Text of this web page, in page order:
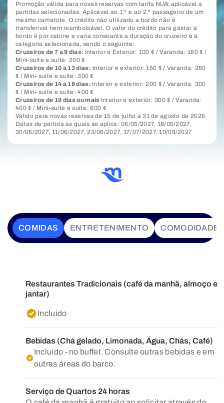
Promoção válida para novas reservas com tarifa NLW, aplicável a
partidas selecionadas. Aplicável ao 1.º e ao 2.º passageiro de um
mesmo camarote. O crédito não utilizado a bordo não é
transferível nem reembolsável. O valor do crédito para gastar a
bordo é por cabine e varia consoante a duração do cruzeiro e a
categoria selecionada, sendo o seguinte:
Cruzeiros de 7 a 9 dias: Interior e Exterior: 100 $ / Varanda: 150 $ /
Mini-suíte e suíte: 200 $
Cruzeiros de 10 a 13 dias: Interior e exterior: 150 $ / Varanda: 250
$ / Mini-suíte e suíte: 300 $
Cruzeiros de 14 a 18 dias: Interior e exterior: 200 $ / Varanda: 300
$ / Mini-suíte e suíte: 400 $
Cruzeiros de 19 dias ou mais Interior e exterior: 300 $ / Varanda:
400 $ / Mini-suíte e suíte: 600 $
Válido para novas reservas de 15 de julho a 31 de agosto de 2026.
Datas de partida às quais se aplica: 06/05/2027, 18/05/2027,
30/05/2027, 11/06/2027, 23/06/2027, 17/07/2027, 10/08/2027
COMIDAS ENTRETENIMENTO
Restaurantes Tradicionais (café da manhã, almoço e
jantar)
Incluído
Bebidas (Chá gelado, Limonada, Água, Chás, Café)
Incluído - no buffet. Consulte outras bebidas e em
outras áreas do barco.
Serviço de Quartos 24 horas